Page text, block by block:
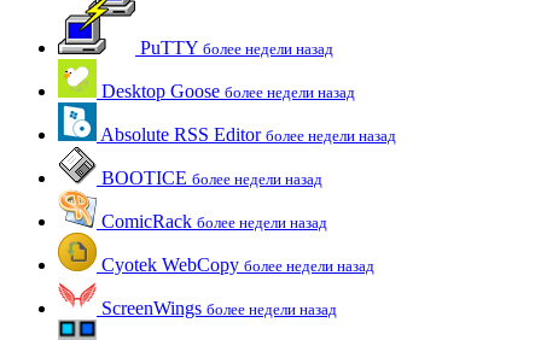
PuTTY более недели назад
Desktop Goose более недели назад
Absolute RSS Editor более недели назад
BOOTICE более недели назад
ComicRack более недели назад
Cyotek WebCopy более недели назад
ScreenWings более недели назад